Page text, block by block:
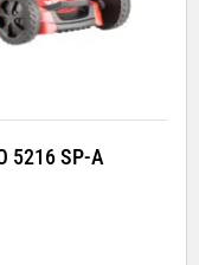
5216 SP-A